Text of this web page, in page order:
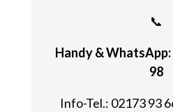
📞
Handy & WhatsApp:
98
Info-Tel.: 02173 93